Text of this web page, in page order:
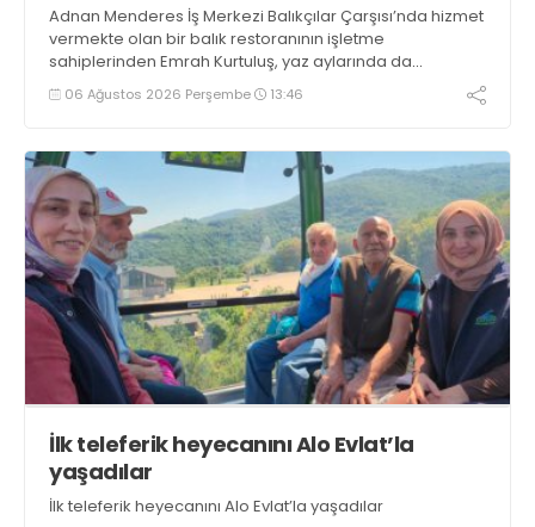
Adnan Menderes İş Merkezi Balıkçılar Çarşısı’nda hizmet
vermekte olan bir balık restoranının işletme
sahiplerinden Emrah Kurtuluş, yaz aylarında da
tezgahlarda taze balık bulunduğunu ifade ederek “Yıl
boyunca tezgahlarda taze balık bulmak mümkün
06 Ağustos 2026 Perşembe 13:46
İlk teleferik heyecanını Alo Evlat’la
yaşadılar
İlk teleferik heyecanını Alo Evlat’la yaşadılar